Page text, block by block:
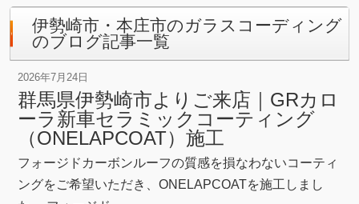
伊勢崎市・本庄市のガラスコーディング
のブログ記事一覧
2026年7月24日
群馬県伊勢崎市よりご来店｜GRカロ
ーラ新車セラミックコーティング
（ONELAPCOAT）施工
フォージドカーボンルーフの質感を損なわないコーティ
ングをご希望いただき、ONELAPCOATを施工しまし